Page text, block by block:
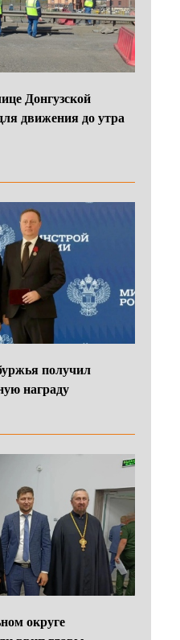
Донгузской
движения до утра
получил
награду
округе